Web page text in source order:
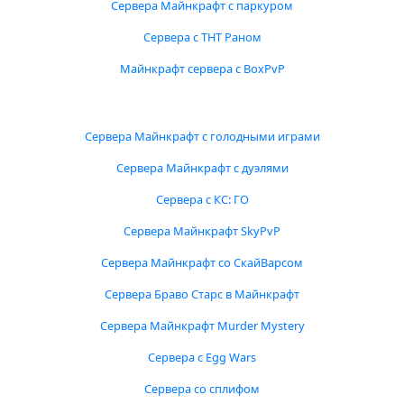
Сервера Майнкрафт с паркуром
Сервера с ТНТ Раном
Майнкрафт сервера с BoxPvP
Сервера Майнкрафт с голодными играми
Сервера Майнкрафт с дуэлями
Сервера с КС: ГО
Сервера Майнкрафт SkyPvP
Сервера Майнкрафт со СкайВарсом
Сервера Браво Старс в Майнкрафт
Сервера Майнкрафт Murder Mystery
Сервера с Egg Wars
Сервера со сплифом